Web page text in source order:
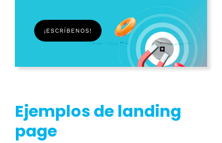
¡ESCRÍBENOS!
Ejemplos de landing
page